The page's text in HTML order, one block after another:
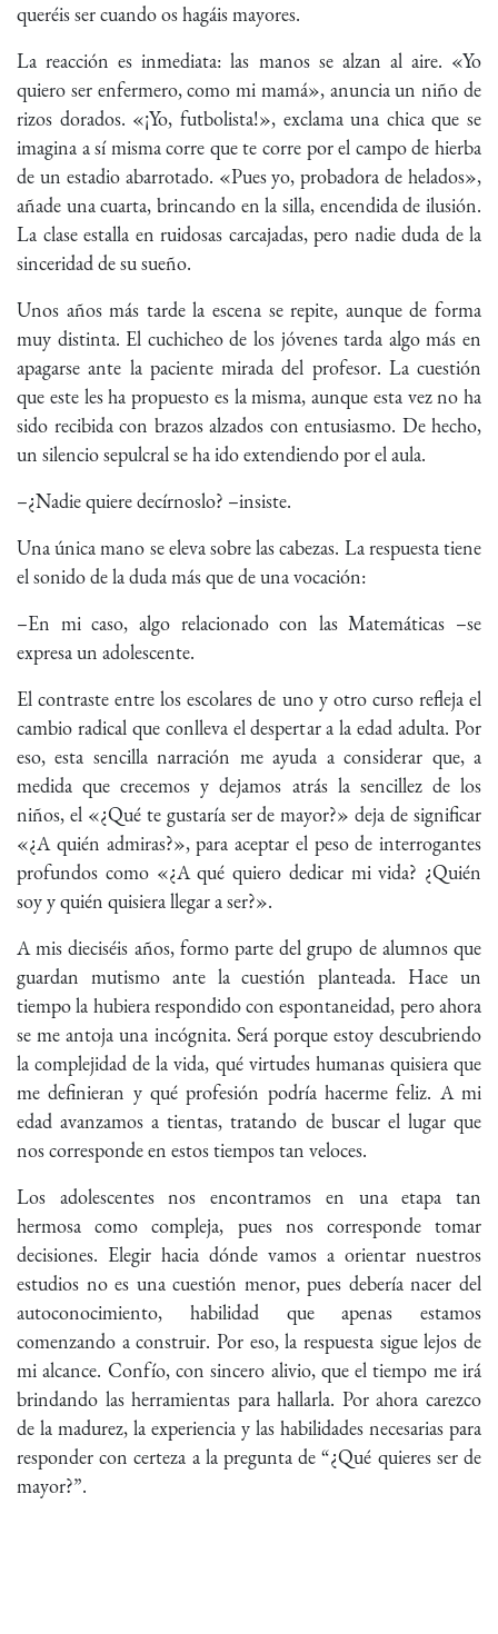
queréis ser cuando os hagáis mayores.
La reacción es inmediata: las manos se alzan al aire. «Yo
quiero ser enfermero, como mi mamá», anuncia un niño de
rizos dorados. «¡Yo, futbolista!», exclama una chica que se
imagina a sí misma corre que te corre por el campo de hierba
de un estadio abarrotado. «Pues yo, probadora de helados»,
añade una cuarta, brincando en la silla, encendida de ilusión.
La clase estalla en ruidosas carcajadas, pero nadie duda de la
sinceridad de su sueño.
Unos años más tarde la escena se repite, aunque de forma
muy distinta. El cuchicheo de los jóvenes tarda algo más en
apagarse ante la paciente mirada del profesor. La cuestión
que este les ha propuesto es la misma, aunque esta vez no ha
sido recibida con brazos alzados con entusiasmo. De hecho,
un silencio sepulcral se ha ido extendiendo por el aula.
–¿Nadie quiere decírnoslo? –insiste.
Una única mano se eleva sobre las cabezas. La respuesta tiene
el sonido de la duda más que de una vocación:
–En mi caso, algo relacionado con las Matemáticas –se
expresa un adolescente.
El contraste entre los escolares de uno y otro curso refleja el
cambio radical que conlleva el despertar a la edad adulta. Por
eso, esta sencilla narración me ayuda a considerar que, a
medida que crecemos y dejamos atrás la sencillez de los
niños, el «¿Qué te gustaría ser de mayor?» deja de significar
«¿A quién admiras?», para aceptar el peso de interrogantes
profundos como «¿A qué quiero dedicar mi vida? ¿Quién
soy y quién quisiera llegar a ser?».
A mis dieciséis años, formo parte del grupo de alumnos que
guardan mutismo ante la cuestión planteada. Hace un
tiempo la hubiera respondido con espontaneidad, pero ahora
se me antoja una incógnita. Será porque estoy descubriendo
la complejidad de la vida, qué virtudes humanas quisiera que
me definieran y qué profesión podría hacerme feliz. A mi
edad avanzamos a tientas, tratando de buscar el lugar que
nos corresponde en estos tiempos tan veloces.
Los adolescentes nos encontramos en una etapa tan
hermosa como compleja, pues nos corresponde tomar
decisiones. Elegir hacia dónde vamos a orientar nuestros
estudios no es una cuestión menor, pues debería nacer del
autoconocimiento, habilidad que apenas estamos
comenzando a construir. Por eso, la respuesta sigue lejos de
mi alcance. Confío, con sincero alivio, que el tiempo me irá
brindando las herramientas para hallarla. Por ahora carezco
de la madurez, la experiencia y las habilidades necesarias para
responder con certeza a la pregunta de “¿Qué quieres ser de
mayor?”.